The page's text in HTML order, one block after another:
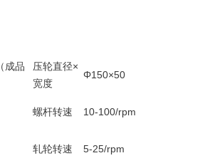
（成品
压轮直径×
宽度
Φ150×50
螺杆转速 10-100/rpm
轧轮转速 5-25/rpm